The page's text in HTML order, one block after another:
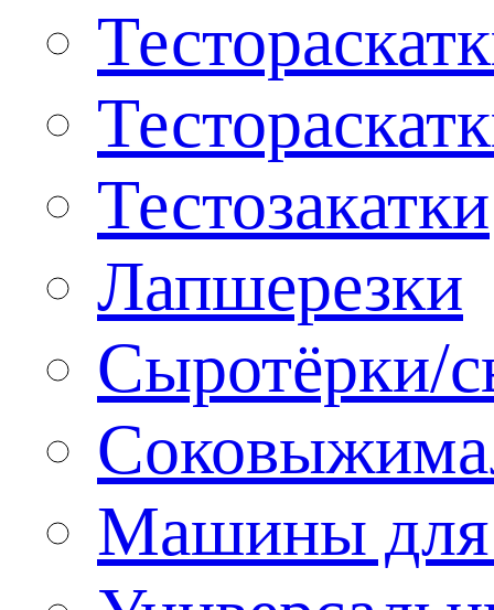
Тестозакатки
Лапшерезки
Сыротёрки/
Машины для